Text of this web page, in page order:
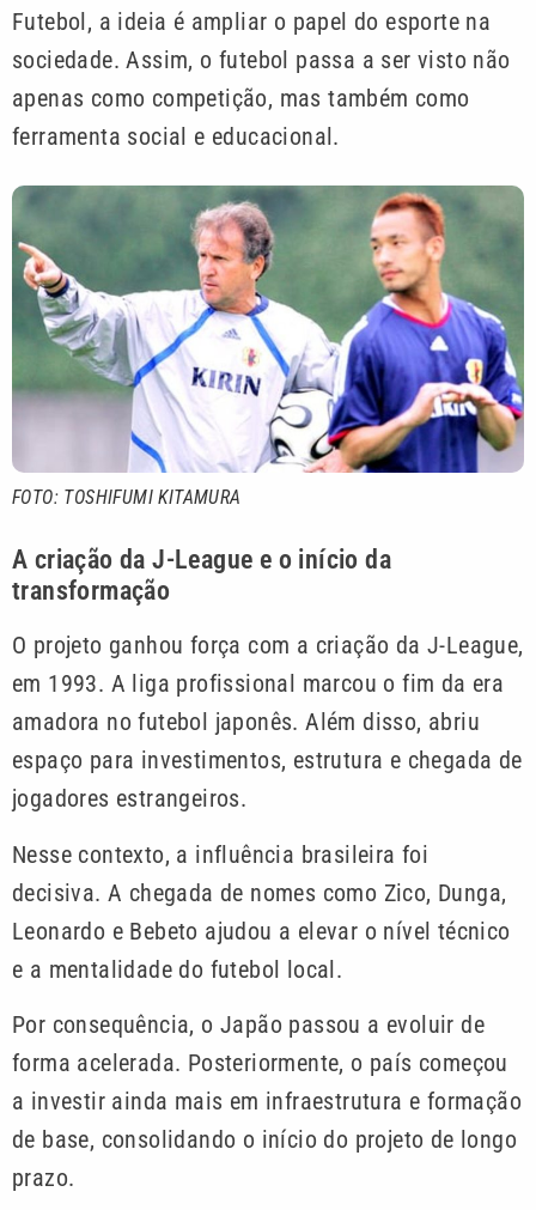
Futebol, a ideia é ampliar o papel do esporte na
sociedade. Assim, o futebol passa a ser visto não
apenas como competição, mas também como
ferramenta social e educacional.
FOTO: TOSHIFUMI KITAMURA
A criação da J-League e o início da
transformação
O projeto ganhou força com a criação da J-League,
em 1993. A liga profissional marcou o fim da era
amadora no futebol japonês. Além disso, abriu
espaço para investimentos, estrutura e chegada de
jogadores estrangeiros.
Nesse contexto, a influência brasileira foi
decisiva. A chegada de nomes como Zico, Dunga,
Leonardo e Bebeto ajudou a elevar o nível técnico
e a mentalidade do futebol local.
Por consequência, o Japão passou a evoluir de
forma acelerada. Posteriormente, o país começou
a investir ainda mais em infraestrutura e formação
de base, consolidando o início do projeto de longo
prazo.